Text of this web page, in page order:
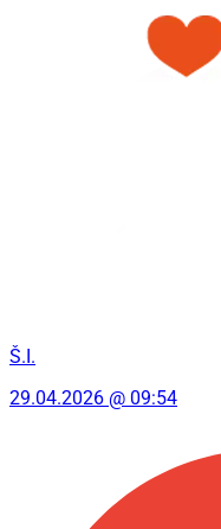
Š.I.
29.04.2026 @ 09:54